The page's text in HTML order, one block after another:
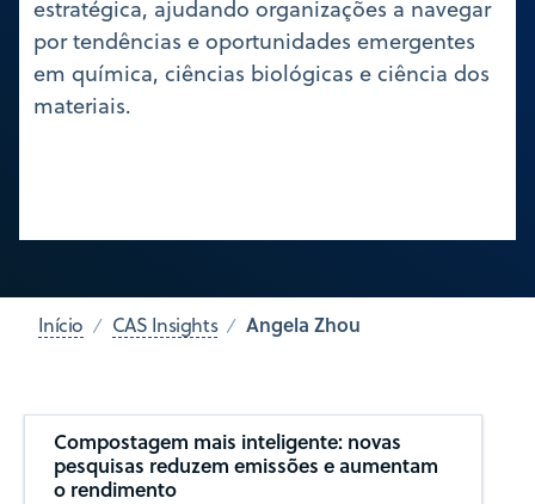
estratégica, ajudando organizações a navegar
por tendências e oportunidades emergentes
em química, ciências biológicas e ciência dos
materiais.
Início CAS Insights Angela Zhou
Compostagem mais inteligente: novas
pesquisas reduzem emissões e aumentam
o rendimento